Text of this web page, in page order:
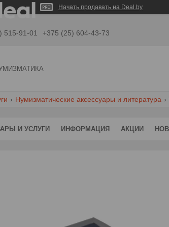
Начать продавать на Deal.by
515-91-01 +375 (25) 604-43-73
Нумизматические аксессуары и литература
И УСЛУГИ ИНФОРМАЦИЯ АКЦИИ